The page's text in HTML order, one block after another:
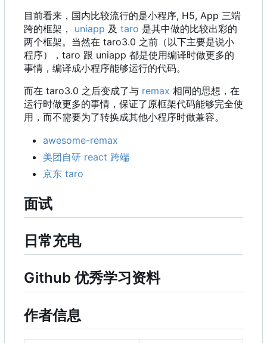
目前看来，国内比较流行的是小程序, H5, App 三端
跨的框架， uniapp 及 taro 是其中做的比较出彩的
两个框架。当然在 taro3.0 之前 （以下主要是说小
程序） ， taro 跟 uniapp 都是使用编译时做更多的
事情，编译成小程序能够运行的代码。
而在 taro3.0 之后变成了与 remax 相同的思想，在
运行时做更多的事情，保证了原框架代码能够完全使
用，而不需要为了转换成其他小程序时做兼容。
awesome-remax
美团自研 react 跨端
京东 taro
面试
日常充电
Github 优秀学习资料
作者信息